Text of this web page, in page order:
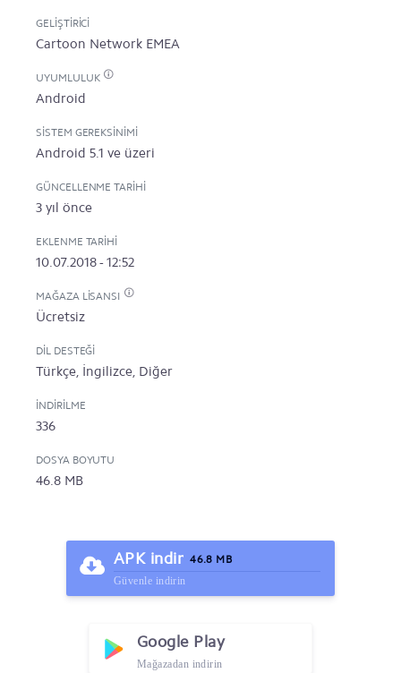
GELIŞTIRICI
Cartoon Network EMEA
UYUMLULUK
Android
SISTEM GEREKSINIMI
Android 5.1 ve üzeri
GÜNCELLENME TARIHI
3 yıl önce
EKLENME TARIHI
10.07.2018 - 12:52
MAĞAZA LISANSI
Ücretsiz
DIL DESTEĞI
Türkçe, İngilizce, Diğer
İNDIRILME
336
DOSYA BOYUTU
46.8 MB
APK indir 46.8 MB
Güvenle indirin
Google Play
Mağazadan indirin